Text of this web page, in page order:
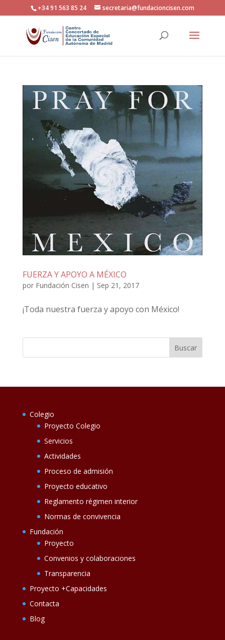
+34 91 563 85 24 secretaria@fundacioncisen.com
FUERZA Y APOYO A MÉXICO
por Fundación Cisen | Sep 21, 2017
¡Toda nuestra fuerza y apoyo con México!
Colegio
Proyecto Colegio
Servicios
Actividades
Proceso de admisión
Proyecto educativo
Reglamento régimen interior
Normas de convivencia
Fundación
Proyecto
Convenios y colaboraciones
Transparencia
Proyecto +Capacidades
Contacta
Blog